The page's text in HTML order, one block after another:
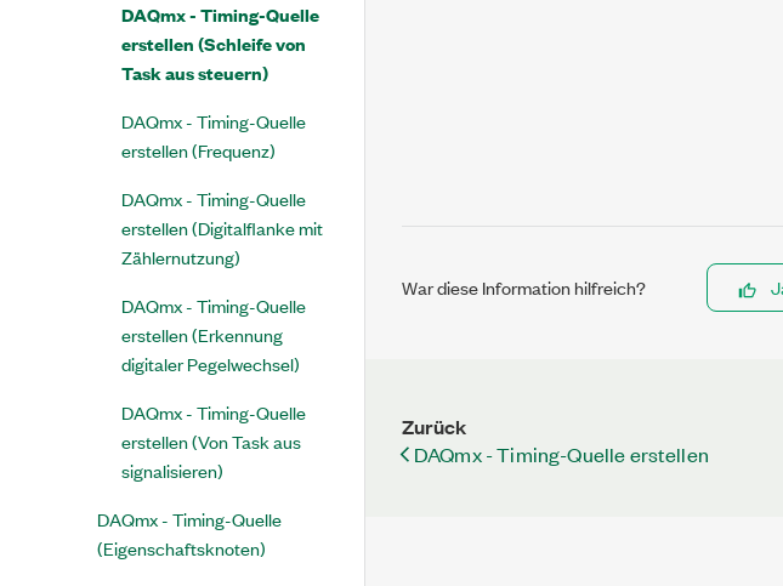
DAQmx - Timing-Quelle
erstellen (Schleife von
Task aus steuern)
DAQmx - Timing-Quelle
erstellen (Frequenz)
DAQmx - Timing-Quelle
erstellen (Digitalflanke mit
Zählernutzung)
DAQmx - Timing-Quelle
erstellen (Erkennung
digitaler Pegelwechsel)
DAQmx - Timing-Quelle
erstellen (Von Task aus
signalisieren)
DAQmx - Timing-Quelle
(Eigenschaftsknoten)
War diese Information hilfreich?
Zurück
DAQmx - Timing-Quelle erstellen